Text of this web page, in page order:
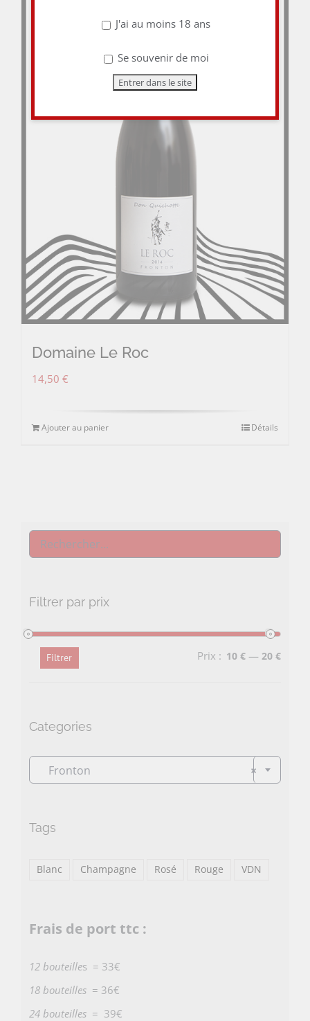
Domaine Le Roc
14,50 €
Ajouter au panier Détails
Filtrer par prix
Prix
Prix
Filtrer Prix : 10 € — 20 €
Categories
×
Fronton
Tags
Blanc Champagne Rosé Rouge VDN
Frais de port ttc :
12 bouteilles = 33€
18 bouteilles= 36€
24 bouteilles= 39€
J'ai au moins 18 ans
Se souvenir de moi